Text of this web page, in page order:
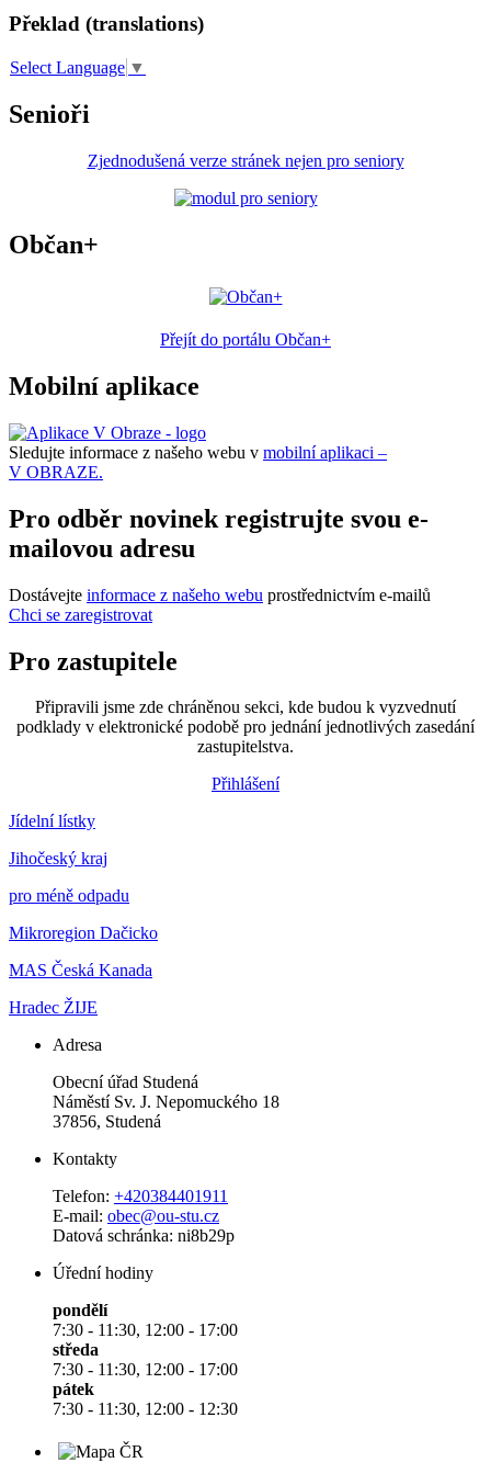
Překlad (translations)
Select Language ▼
Senioři
Zjednodušená verze stránek nejen pro seniory
Občan+
Přejít do portálu Občan+
Mobilní aplikace
Sledujte informace z našeho webu v mobilní aplikaci –
V OBRAZE.
Pro odběr novinek registrujte svou e-
mailovou adresu
Dostávejte informace z našeho webu prostřednictvím e-mailů
Chci se zaregistrovat
Pro zastupitele
Připravili jsme zde chráněnou sekci, kde budou k vyzvednutí
podklady v elektronické podobě pro jednání jednotlivých zasedání
zastupitelstva.
Přihlášení
Jídelní lístky
Jihočeský kraj
pro méně odpadu
Mikroregion Dačicko
MAS Česká Kanada
Hradec ŽIJE
Adresa
Obecní úřad Studená
Náměstí Sv. J. Nepomuckého 18
37856, Studená
Kontakty
Telefon: +420384401911
E-mail: obec@ou-stu.cz
Datová schránka: ni8b29p
Úřední hodiny
pondělí
7:30 - 11:30, 12:00 - 17:00
středa
7:30 - 11:30, 12:00 - 17:00
pátek
7:30 - 11:30, 12:00 - 12:30